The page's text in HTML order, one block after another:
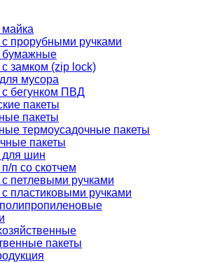
с прорубными ручками
бумажные
замком (zip lock)
мусора
с бегунком ПВД
пакеты
пакеты
термоусадочные пакеты
пакеты
для шин
п со скотчем
петлевыми ручками
пластиковыми ручками
пакеты